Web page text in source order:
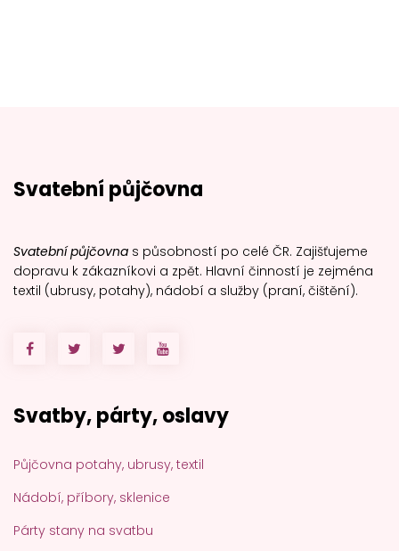
Svatební půjčovna
Svatební půjčovna s působností po celé ČR. Zajišťujeme
dopravu k zákazníkovi a zpět. Hlavní činností je zejména
textil (ubrusy, potahy), nádobí a služby (praní, čištění).
Svatby, párty, oslavy
Půjčovna potahy, ubrusy, textil
Nádobí, příbory, sklenice
Párty stany na svatbu